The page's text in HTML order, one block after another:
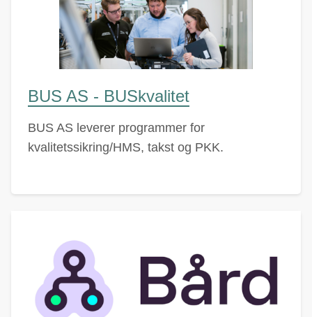
BUS AS - BUSkvalitet
BUS AS leverer programmer for
kvalitetssikring/HMS, takst og PKK.